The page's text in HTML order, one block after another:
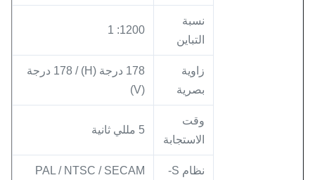
نسبة
التباين
1200: 1
زاوية
بصرية
178 درجة (H) / 178 درجة
(V)
وقت
الاستجابة
5 مللي ثانية
نظام S- PAL / NTSC / SECAM